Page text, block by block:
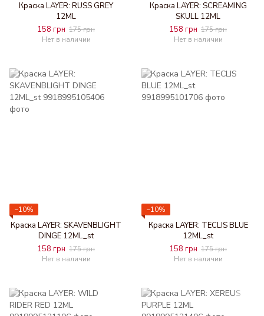
Краска LAYER: RUSS GREY
12ML
158 грн 175 грн
Нет в наличии
Краска LAYER: SCREAMING
SKULL 12ML
158 грн 175 грн
Нет в наличии
−10%
Краска LAYER: SKAVENBLIGHT
DINGE 12ML_st
158 грн 175 грн
Нет в наличии
−10%
Краска LAYER: TECLIS BLUE
12ML_st
158 грн 175 грн
Нет в наличии